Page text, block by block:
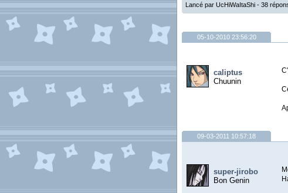
Lancé par UcHiWaItaShi - 38
05-10-2010 23:56:20
caliptus
Chuunin
09-03-2011 10:57:18
super-jirobo
Bon Genin